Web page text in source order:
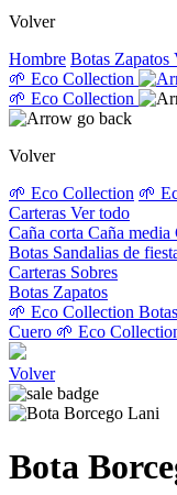
Volver
Hombre Botas Zapatos
🌱 Eco Collection
🌱 Eco Collection
Volver
🌱 Eco Collection 🌱
Carteras Ver todo
Caña corta Caña media
Botas Sandalias de
Carteras Sobres
Botas Zapatos
🌱 Eco Collection Botas
Cuero 🌱 Eco
Volver
Bota